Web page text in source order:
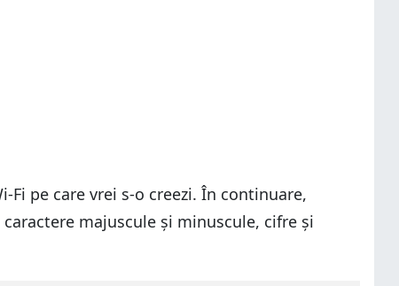
Fi pe care vrei s-o creezi. În continuare,
majuscule și minuscule, cifre și